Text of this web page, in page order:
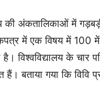
की अंकतालिकाओं में
में एक विषय में
विश्वविद्यालय के‌
बताया गया कि विवि